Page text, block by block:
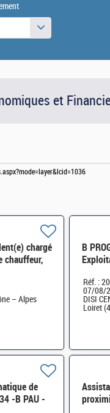
et
chargé
chauffeur,
– Alpes
B
Réf. :
07/08/
DISI
Loiret
de
-B PAU -